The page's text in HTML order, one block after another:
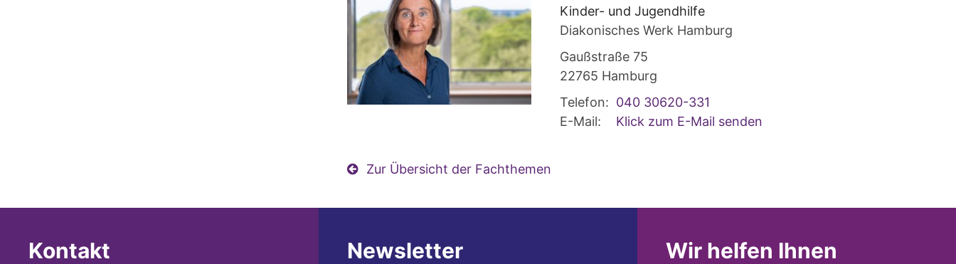
Kinder- und Jugendhilfe
Diakonisches Werk Hamburg
Gaußstraße 75
22765 Hamburg
Telefon: 040 30620-331
E-Mail:
Klick zum E-Mail senden
Zur Übersicht der Fachthemen
Kontakt Newsletter Wir helfen Ihnen